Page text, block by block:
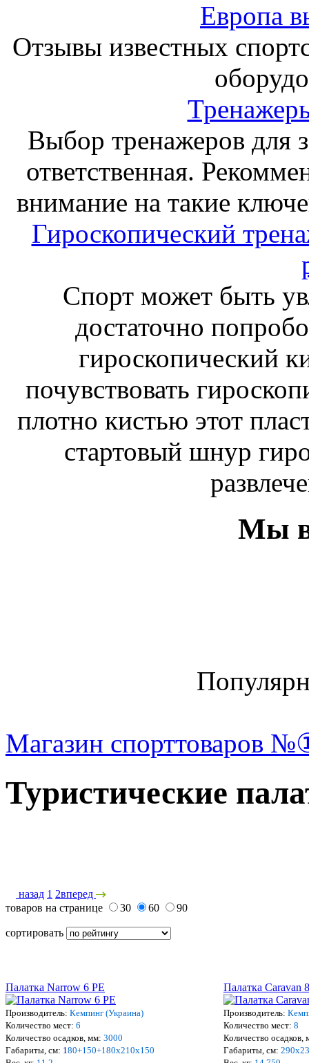
Европа
Отзывы известных
Выбор тренажеров для
ответственная.
внимание на такие
Гироскопический
Спорт может быть
достаточно
гироскопический
почувствовать
плотно кистью этот
стартовый шнур
Мы в
Магазин спорттоваров
Туристические
назад 1 2вперед
товаров на странице
30 60 90
сортировать
Палатка Narrow 6 PE
Производитель: Кемпинг (Украина)
Количество мест: 6
Количество осадков, мм: 3000
Габариты, см: 180+150+180х210x150
Палатка Caravan
Производитель:
Количество мест: 8
Количество осадков,
Габариты, см: